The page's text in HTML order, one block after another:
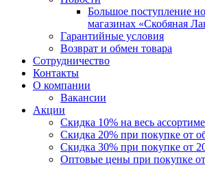
Большое поступление
магазинах «Скобяная
Гарантийные условия
Возврат и обмен товара
Сотрудничество
Контакты
О компании
Вакансии
Акции
Скидка 10% на весь
Скидка 20% при покупке от
Скидка 30% при покупке от
Оптовые цены при покупке